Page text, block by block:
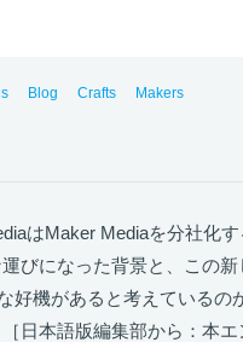
Blog Crafts Makers
はMaker Mediaを分社化
びになった背景と、この
好機があると考えているの
日本語版編集部から：本エ